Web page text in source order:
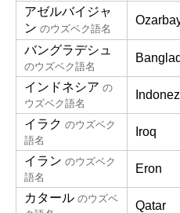
アゼルバイジャ
ン のウズベク語名
バングラデシュ
のウズベク語名
インドネシア の
ウズベク語名
イラク のウズベク
語名
Iroq
イラン のウズベク
語名
Eron
カタール のウズベ
Qatar